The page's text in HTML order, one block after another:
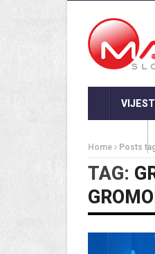
VIJESTI
Home Posts
TAG: